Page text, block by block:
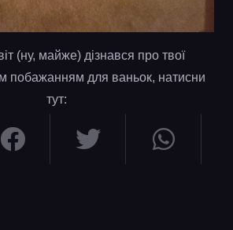
(ну, майже) дізнався про твої
побажанням для ваньок, натисни
тут: